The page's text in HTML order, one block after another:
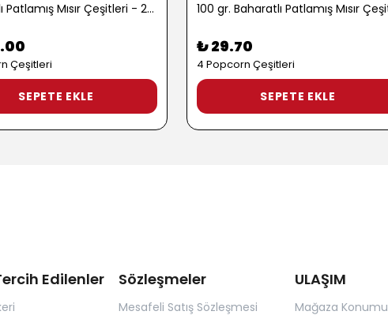
1 kg. Tatlı Patlamış Mısır Çeşitleri - 2722
Çeşitleri
SEPETE EKLE
₺ 29.70
4 Popcorn Çeşitleri
SEPETE EKLE
Edilenler Sözleşmeler
Mesafeli Satış Sözleşmesi
ULAŞIM
Mağaza Konumu